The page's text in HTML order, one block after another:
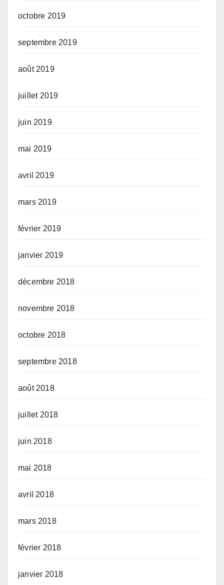
octobre 2019
septembre 2019
août 2019
juillet 2019
juin 2019
mai 2019
avril 2019
mars 2019
février 2019
janvier 2019
décembre 2018
novembre 2018
octobre 2018
septembre 2018
août 2018
juillet 2018
juin 2018
mai 2018
avril 2018
mars 2018
février 2018
janvier 2018